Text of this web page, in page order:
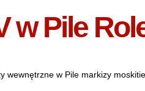
w Pile
wewnętrzne w Pile markizy